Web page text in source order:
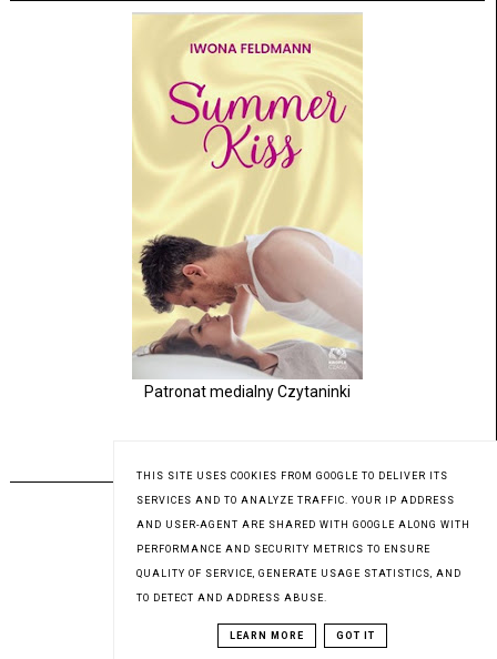
Patronat medialny Czytaninki
THIS SITE USES COOKIES FROM GOOGLE TO DELIVER ITS
SERVICES AND TO ANALYZE TRAFFIC. YOUR IP ADDRESS
AND USER-AGENT ARE SHARED WITH GOOGLE ALONG WITH
PERFORMANCE AND SECURITY METRICS TO ENSURE
QUALITY OF SERVICE, GENERATE USAGE STATISTICS, AND
TO DETECT AND ADDRESS ABUSE.
LEARN MORE GOT IT